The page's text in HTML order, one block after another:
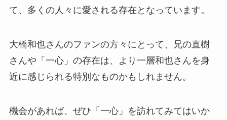
て、多くの人々に愛される存在となっています。
大橋和也さんのファンの方々にとって、兄の直樹
さんや「一心」の存在は、より一層和也さんを身
近に感じられる特別なものかもしれません。
機会があれば、ぜひ「一心」を訪れてみてはいか